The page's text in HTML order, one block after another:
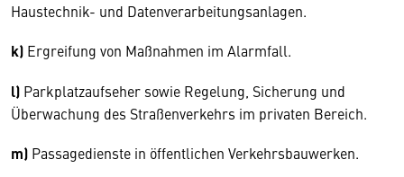
Haustechnik- und Datenverarbeitungsanlagen.
k) Ergreifung von Maßnahmen im Alarmfall.
l) Parkplatzaufseher sowie Regelung, Sicherung und
Überwachung des Straßenverkehrs im privaten Bereich.
m) Passagedienste in öffentlichen Verkehrsbauwerken.